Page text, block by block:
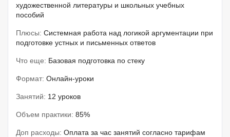
художественной литературы и школьных учебных
пособий
Плюсы: Системная работа над логикой аргументации при
подготовке устных и письменных ответов
Что еще: Базовая подготовка по стеку
Формат: Онлайн-уроки
Занятий: 12 уроков
Объем практики: 85%
Доп расходы: Оплата за час занятий согласно тарифам